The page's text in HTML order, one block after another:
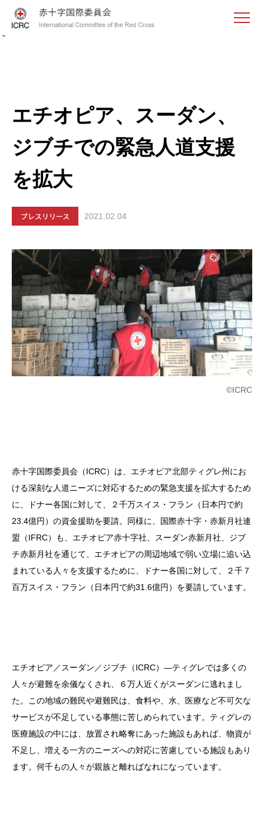
<
エチオピア、スーダン、
ジブチでの緊急人道支援
を拡大
プレスリリース 2021.02.04
©ICRC
赤十字国際委員会（ICRC）は、エチオピア北部ティグレ州にお
ける深刻な人道ニーズに対応するための緊急支援を拡大するため
に、ドナー各国に対して、２千万スイス・フラン（日本円で約
23.4億円）の資金援助を要請。同様に、国際赤十字・赤新月社連
盟（IFRC）も、エチオピア赤十字社、スーダン赤新月社、ジブ
チ赤新月社を通じて、エチオピアの周辺地域で弱い立場に追い込
まれている人々を支援するために、ドナー各国に対して、２千７
百万スイス・フラン（日本円で約31.6億円）を要請しています。
エチオピア／スーダン／ジブチ（ICRC）―ティグレでは多くの
人々が避難を余儀なくされ、６万人近くがスーダンに逃れまし
た。この地域の難民や避難民は、食料や、水、医療など不可欠な
サービスが不足している事態に苦しめられています。ティグレの
医療施設の中には、放置され略奪にあった施設もあれば、物資が
不足し、増える一方のニーズへの対応に苦慮している施設もあり
ます。何千もの人々が親族と離ればなれになっています。